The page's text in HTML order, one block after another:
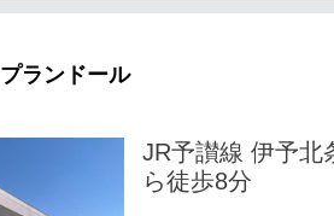
プランドール
JR予讃線 伊予北
ら徒歩8分